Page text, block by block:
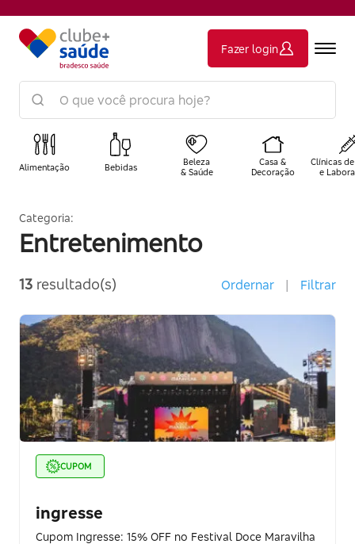
Fazer login
Alimentação Bebidas
Beleza
& Saúde
Casa &
Decoração
Clínicas
e
Categoria:
Entretenimento
13 resultado(s) Ordernar | Filtrar
CUPOM
ingresse
Cupom Ingresse: 15% OFF no Festival Doce Maravilha